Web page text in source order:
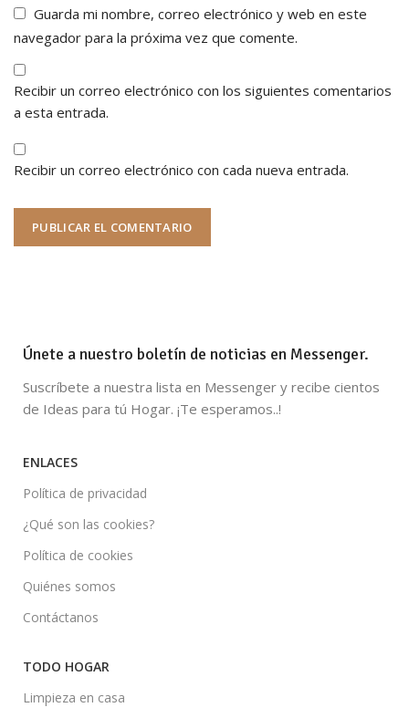
Guarda mi nombre, correo electrónico y web en este
navegador para la próxima vez que comente.
Recibir un correo electrónico con los siguientes comentarios
a esta entrada.
Recibir un correo electrónico con cada nueva entrada.
Únete a nuestro boletín de noticias en Messenger.
Suscríbete a nuestra lista en Messenger y recibe cientos
de Ideas para tú Hogar. ¡Te esperamos..!
ENLACES
Política de privacidad
¿Qué son las cookies?
Política de cookies
Quiénes somos
Contáctanos
TODO HOGAR
Limpieza en casa